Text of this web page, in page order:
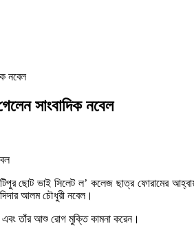
নবেল
সাংবাদিক নবেল
ছোট ভাই সিলেট ল’ কলেজ ছাত্র ফোরামের
দিদার আলম চৌধুরী নবেল।
এবং তাঁর আশু রোগ মুক্তি কামনা করেন।